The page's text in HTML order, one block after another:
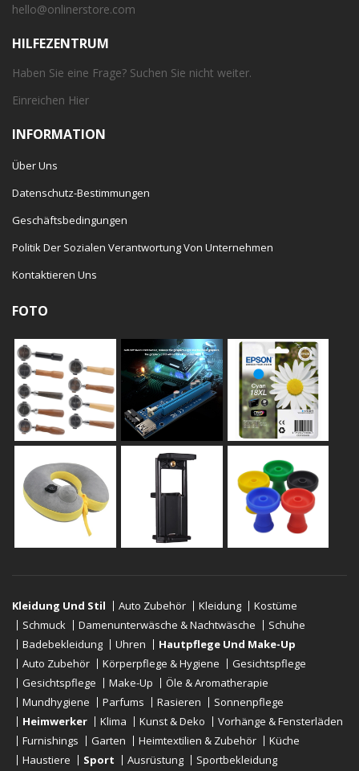
hello@onlinerstore.com
HILFEZENTRUM
Haben Sie eine Frage? Suchen Sie nicht weiter.
Einreichen Hier
INFORMATION
Über Uns
Datenschutz-Bestimmungen
Geschäftsbedingungen
Politik Der Sozialen Verantwortung Von Unternehmen
Kontaktieren Uns
FOTO
Kleidung Und Stil Auto Zubehör Kleidung
Kostüme
Schmuck
Damenunterwäsche & Nachtwäsche
Schuhe
Badebekleidung
Uhren
Hautpflege Und Make-Up
Auto Zubehör
Körperpflege & Hygiene
Gesichtspflege
Gesichtspflege
Make-Up
Öle & Aromatherapie
Mundhygiene
Parfums Rasieren
Sonnenpflege
Heimwerker
Klima Kunst & Deko
Vorhänge & Fensterläden
Furnishings
Garten Heimtextilien & Zubehör
Küche
Haustiere
Sport Ausrüstung Sportbekleidung